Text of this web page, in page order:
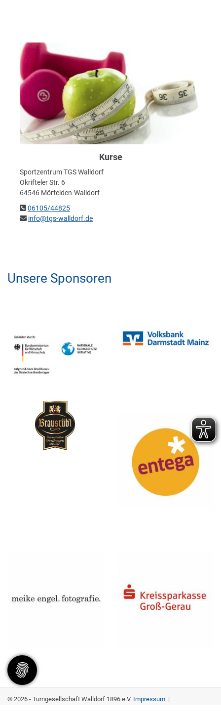
Kurse
Sportzentrum TGS Walldorf
Okrifteler Str. 6
64546 Mörfelden-Walldorf
06105/44825
info@tgs-walldorf.de
Unsere Sponsoren
© 2026 - Turngesellschaft Walldorf 1896 e.V. Impressum |